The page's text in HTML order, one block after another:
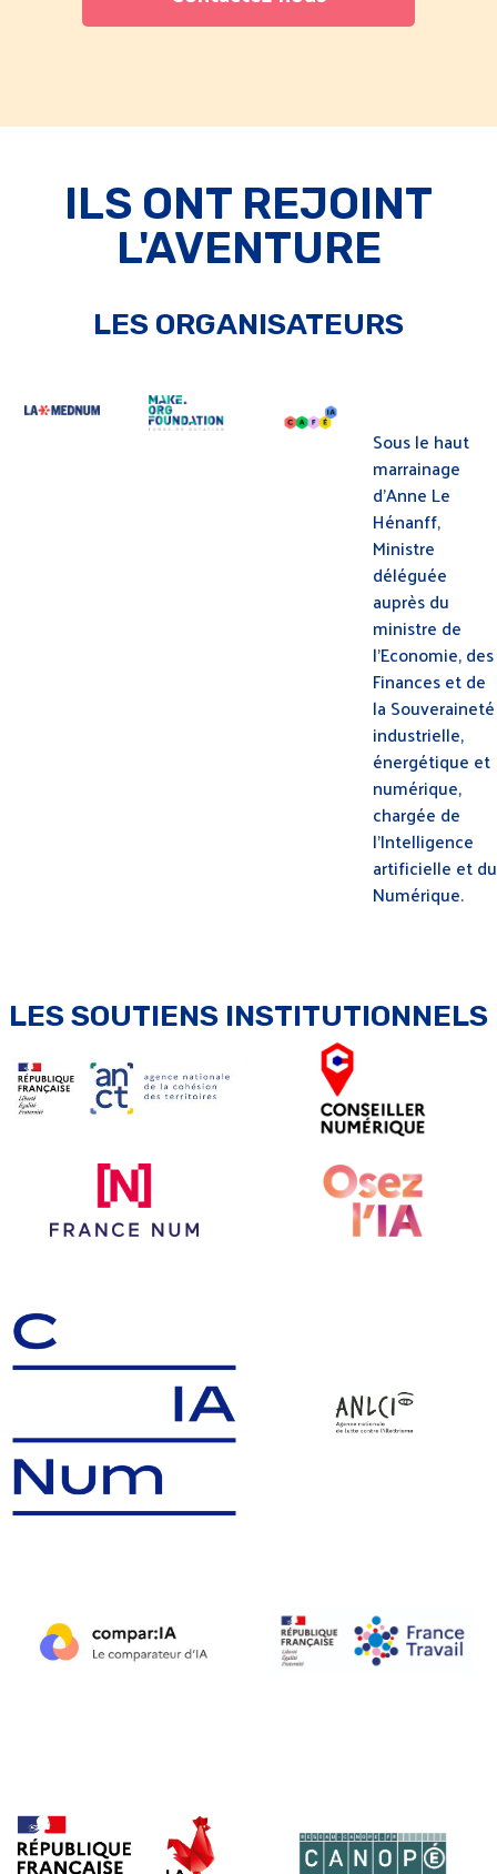
ILS ONT REJOINT
L'AVENTURE
LES ORGANISATEURS
Sous le haut
marrainage
d’Anne Le
Hénanff,
Ministre
déléguée
auprès du
ministre de
l’Economie, des
Finances et de
la Souveraineté
industrielle,
énergétique et
numérique,
chargée de
l’Intelligence
artificielle et du
Numérique.
LES SOUTIENS INSTITUTIONNELS